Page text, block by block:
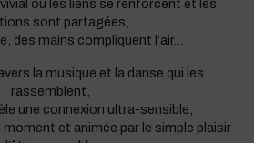
où les liens se renforcent et les
sont partagées,
des mains compliquent l’air…
la musique et la danse qui les
rassemblent,
une connexion ultra-sensible,
moment et animée par le simple plaisir